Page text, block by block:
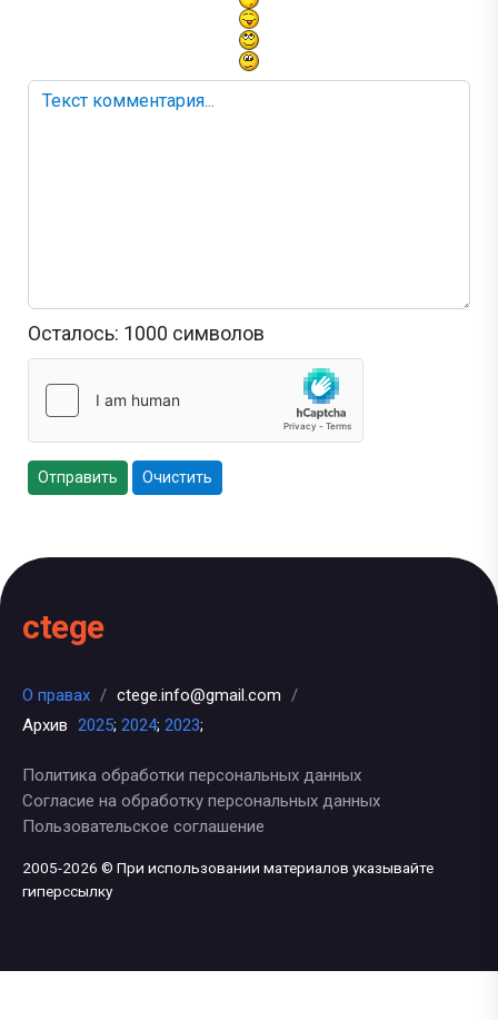
Осталось: 1000 символов
Отправить Очистить
ctege
О правах / ctege.info@gmail.com
/
Архив 2025; 2024; 2023;
Политика обработки персональных данных
Согласие на обработку персональных данных
Пользовательское соглашение
2005-2026 © При использовании материалов указывайте
гиперссылку